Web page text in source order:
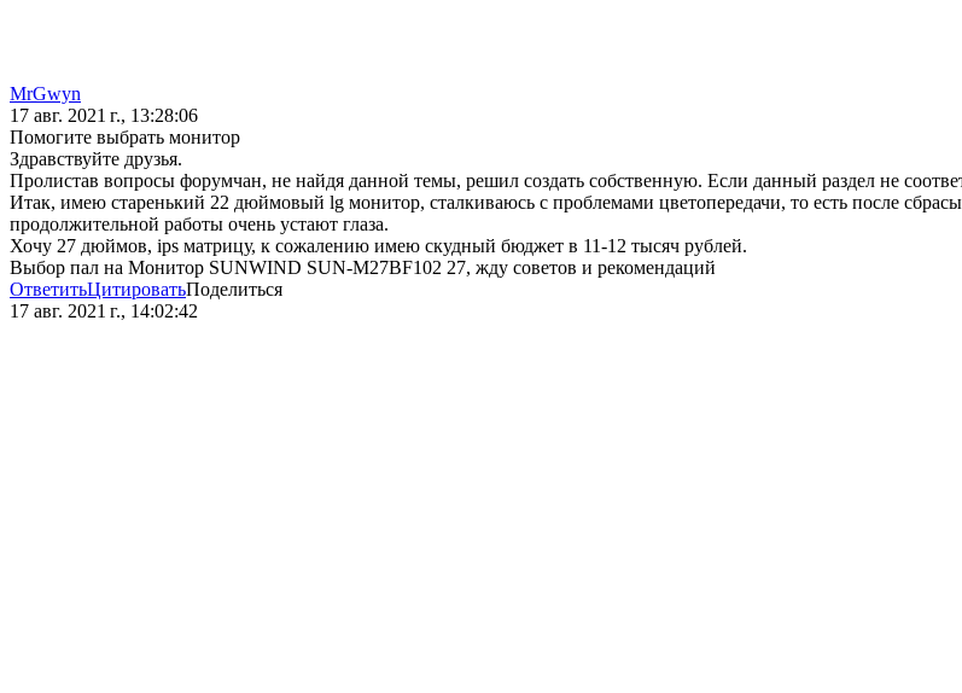
MrGwyn
17 авг. 2021 г., 13:28:06
Помогите выбрать монитор
Здравствуйте друзья.
Пролистав вопросы форумчан, не найдя данной темы, решил создать собственную. Если данный раздел не
Итак, имею старенький 22 дюймовый lg монитор, сталкиваюсь с проблемами цветопередачи, то есть после
продолжительной работы очень устают глаза.
Хочу 27 дюймов, ips матрицу, к сожалению имею скудный бюджет в 11-12 тысяч рублей.
Выбор пал на Монитор SUNWIND SUN-M27BF102 27, жду советов и рекомендаций
ОтветитьЦитироватьПоделиться
17 авг. 2021 г., 14:02:42